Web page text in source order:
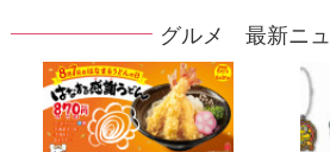
グルメ 最新ニ